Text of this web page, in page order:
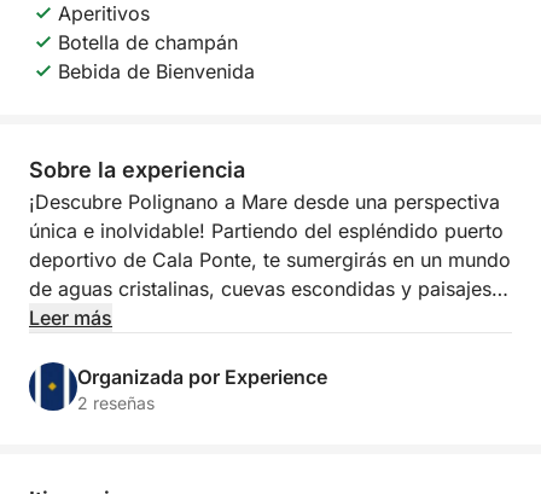
Aperitivos
Botella de champán
Bebida de Bienvenida
Sobre la experiencia
¡Descubre Polignano a Mare desde una perspectiva
única e inolvidable! Partiendo del espléndido puerto
deportivo de Cala Ponte, te sumergirás en un mundo
de aguas cristalinas, cuevas escondidas y paisajes
impresionantes. Esta excursión es perfecta para
experiencia exclusiva.
Leer más
Organizada por Experience
2 reseñas